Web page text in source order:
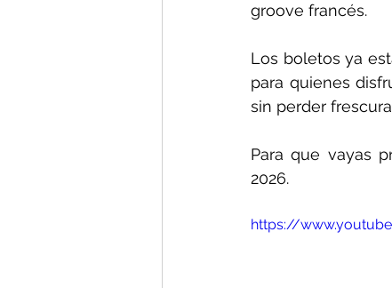
groove francés.
Los boletos ya
para quienes
sin perder
Para que vayas
2026.
https://